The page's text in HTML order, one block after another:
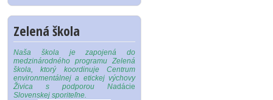
Zelená škola
Naša škola je zapojená do
medzinárodného programu Zelená
škola, ktorý koordinuje Centrum
environmentálnej a etickej výchovy
Živica s podporou Nadácie
Slovenskej sporiteľne.